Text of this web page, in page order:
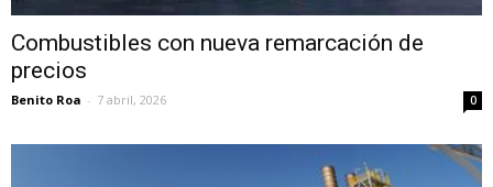
Combustibles con nueva remarcación de
precios
Benito Roa - 7 abril, 2026 0